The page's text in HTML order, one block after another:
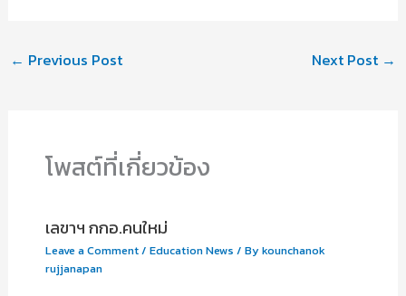
← Previous Post Next Post →
โพสต์ที่เกี่ยวข้อง
เลขาฯ กกอ.คนใหม่
Leave a Comment/ Education News / Bykounchanok
rujjanapan